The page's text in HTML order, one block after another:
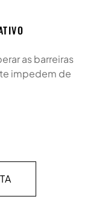
as barreiras
impedem de